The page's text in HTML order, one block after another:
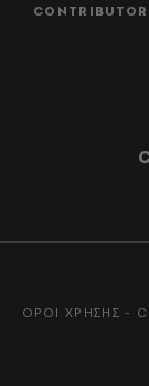
ΟΡΟΙ ΧΡΗΣΗΣ -